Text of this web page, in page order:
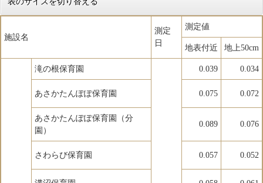
施設名
測定
日
測定値
地表付近 地上50cm
滝の根保育園 0.039 0.034
あさかたんぽぽ保育園 0.075 0.072
あさかたんぽぽ保育園（分
園）
0.089 0.076
さわらび保育園 0.057 0.052